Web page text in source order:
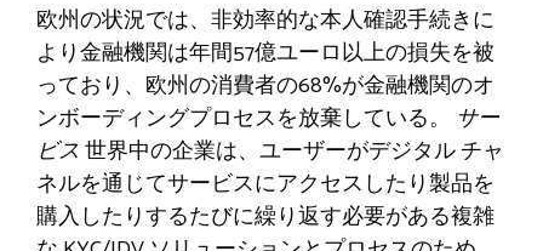
欧州の状況では、非効率的な本人確認手続きに
より金融機関は年間57億ユーロ以上の損失を被
っており、欧州の消費者の68%が金融機関のオ
ンボーディングプロセスを放棄している。 サー
ビス 世界中の企業は、ユーザーがデジタル チャ
ネルを通じてサービスにアクセスしたり製品を
購入したりするたびに繰り返す必要がある複雑